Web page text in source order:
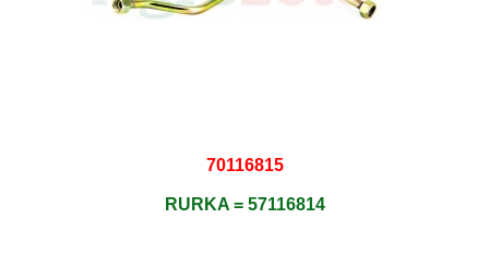
70116815
RURKA = 57116814